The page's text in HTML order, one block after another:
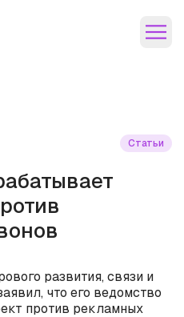
Статьи
развития, связи и
что его ведомство
против рекламных